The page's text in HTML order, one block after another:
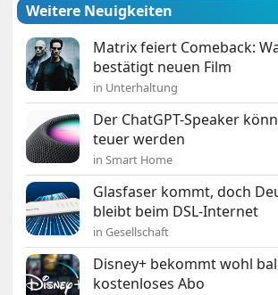
Weitere Neuigkeiten
Matrix feiert Comeback:
bestätigt neuen Film
in Unterhaltung
Der ChatGPT-Speaker
teuer werden
in Smart Home
Glasfaser kommt, doch
bleibt beim DSL-Internet
in Gesellschaft
Disney+ bekommt wohl
kostenloses Abo